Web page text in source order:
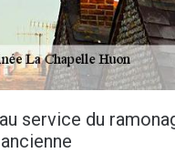
service du